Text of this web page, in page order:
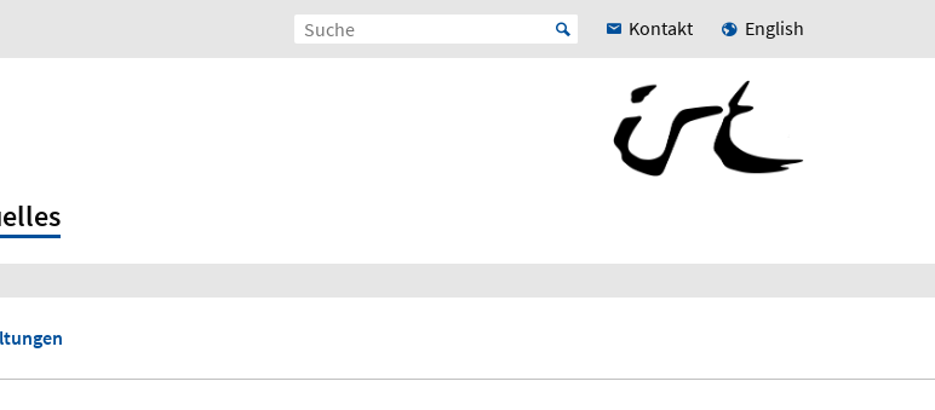
Kontakt English